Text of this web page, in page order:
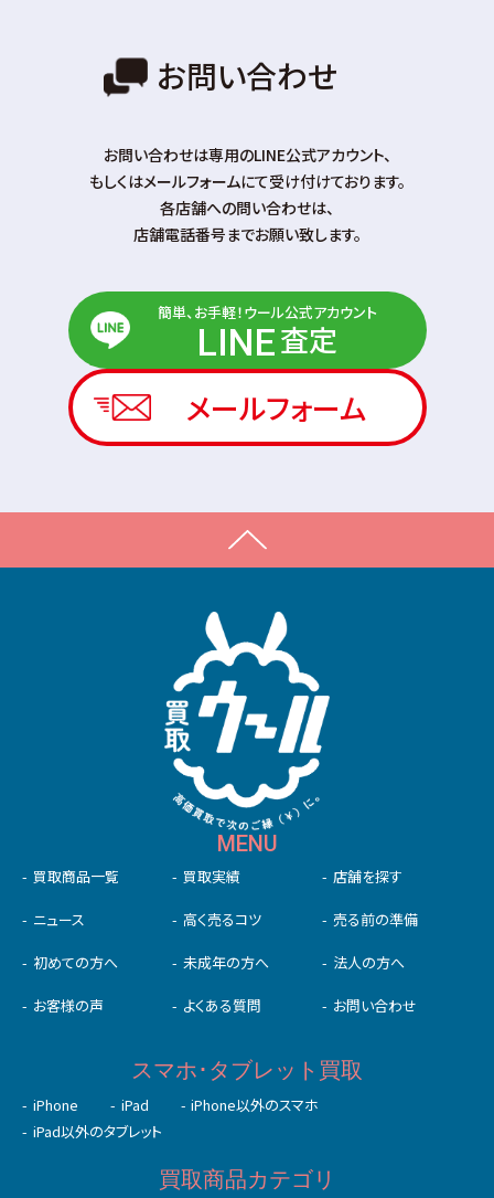
お問い合わせ
お問い合わせは専⽤のLINE公式アカウント、
もしくはメールフォームにて受け付けております。
各店舗への問い合わせは、
店舗電話番号までお願い致します。
簡単、お手軽！ウール公式アカウント
LINE査定
メールフォーム
MENU
買取商品一覧 買取実績 店舗を探す
ニュース 高く売るコツ 売る前の準備
初めての⽅へ 未成年の⽅へ 法人の方へ
お客様の声 よくある質問 お問い合わせ
スマホ･タブレット買取
iPhone iPad
iPhone以外のスマホ
iPad以外のタブレット
買取商品カテゴリ